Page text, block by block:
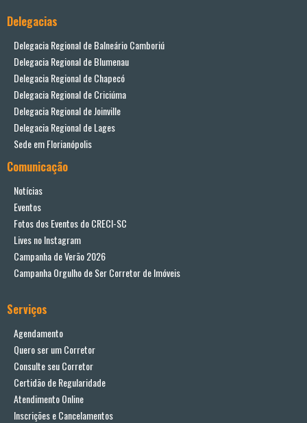
Delegacias
Delegacia Regional de Balneário Camboriú
Delegacia Regional de Blumenau
Delegacia Regional de Chapecó
Delegacia Regional de Criciúma
Delegacia Regional de Joinville
Delegacia Regional de Lages
Sede em Florianópolis
Comunicação
Notícias
Eventos
Fotos dos Eventos do CRECI-SC
Lives no Instagram
Campanha de Verão 2026
Campanha Orgulho de Ser Corretor de Imóveis
Serviços
Agendamento
Quero ser um Corretor
Consulte seu Corretor
Certidão de Regularidade
Atendimento Online
Inscrições e Cancelamentos